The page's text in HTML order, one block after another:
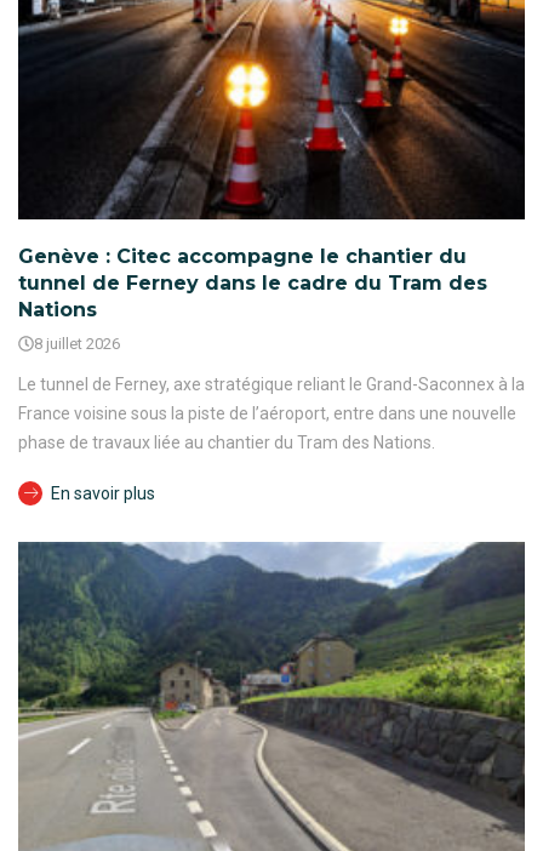
Genève : Citec accompagne le chantier du
tunnel de Ferney dans le cadre du Tram des
Nations
8 juillet 2026
Le tunnel de Ferney, axe stratégique reliant le Grand-Saconnex à la
France voisine sous la piste de l’aéroport, entre dans une nouvelle
phase de travaux liée au chantier du Tram des Nations.
En savoir plus